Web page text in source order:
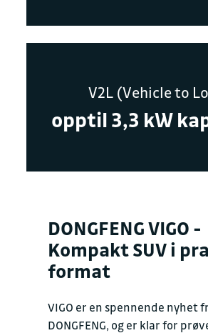
V2L (Vehicle to
opptil 3,3 kW
DONGFENG VIGO -
Kompakt SUV i
format
VIGO er en spennende nyhet
DONGFENG, og er klar for